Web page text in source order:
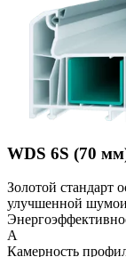
WDS 6S (70
Золотой стандарт
улучшенной
A
Камерность